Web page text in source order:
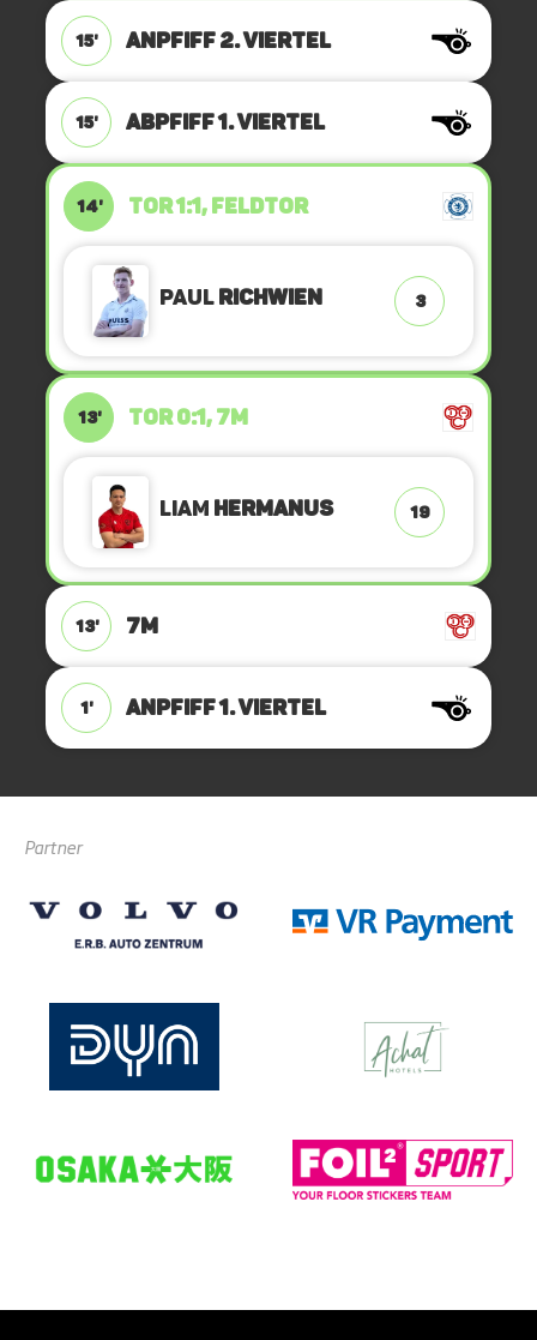
15' ANPFIFF 2. Viertel
15' ABPFIFF 1. Viertel
14' TOR 1:1, FELDTOR
PaulRichwien 3
13' TOR 0:1, 7M
Liam Hermanus 19
13' 7M
1' ANPFIFF 1. Viertel
Partner